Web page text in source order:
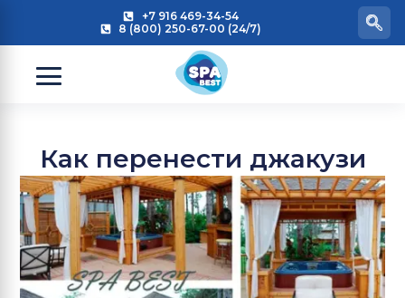
+7 916 469-34-54
8 (800) 250-67-00 (24/7)
Как перенести джакузи
из дома в сад